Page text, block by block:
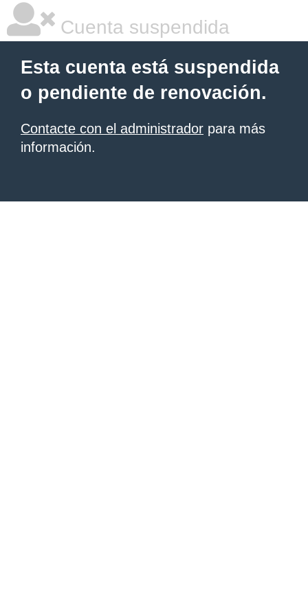
Cuenta suspendida
Esta cuenta está suspendida
o pendiente de renovación.
Contacte con el administrador para más
información.